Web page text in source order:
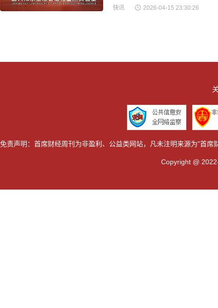
快讯 2026-04-15 23:30:26
免责声明：首席财经周刊为非盈利、公益类网站，凡未注明来源为"首
Copyright @